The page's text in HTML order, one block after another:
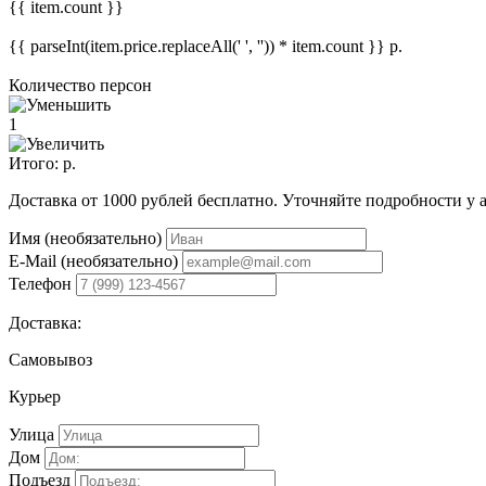
{{ item.count }}
{{ parseInt(item.price.replaceAll(' ', '')) * item.count }} р.
Количество персон
1
Итого: р.
Доставка от 1000 рублей бесплатно. Уточняйте подробности у
Имя (необязательно)
E-Mail (необязательно)
Телефон
Доставка:
Самовывоз
Курьер
Улица
Дом
Подъезд